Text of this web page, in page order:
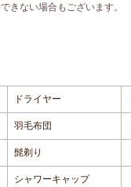
きない場合もございます。
ドライヤー
羽毛布団
髭剃り
シャワーキャップ